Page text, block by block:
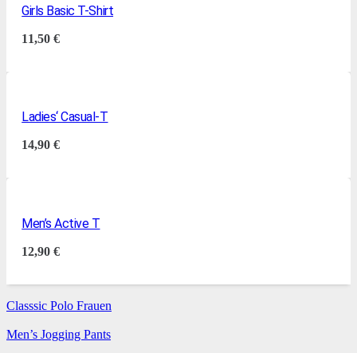
Girls Basic T-Shirt
11,50€
Ladies‘ Casual-T
14,90€
Men’s Active T
12,90€
Classsic Polo Frauen
Men’s Jogging Pants